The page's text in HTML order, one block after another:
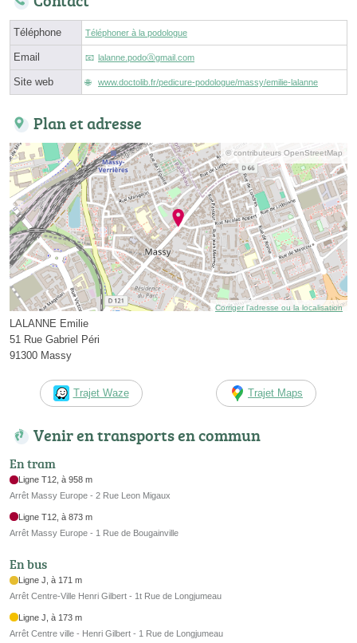
Téléphone Téléphoner à la podologue
Email lalanne.podoⓐgmail.com
Site web www.doctolib.fr/pedicure-podologue/massy/emilie-lalanne
Plan et adresse
© contributeurs OpenStreetMap
Corriger l’adresse ou la localisation
LALANNE Emilie
51 Rue Gabriel Péri
91300 Massy
Trajet Waze Trajet Maps
Venir en transports en commun
En tram
Ligne T12, à 958 m
Arrêt Massy Europe - 2 Rue Leon Migaux
Ligne T12, à 873 m
Arrêt Massy Europe - 1 Rue de Bougainville
En bus
Ligne J, à 171 m
Arrêt Centre-Ville Henri Gilbert - 1t Rue de Longjumeau
Ligne J, à 173 m
Arrêt Centre ville - Henri Gilbert - 1 Rue de Longjumeau